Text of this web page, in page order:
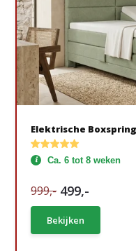
Elektrische
Ca. 6 tot 8 weken
999,- 499,-
Bekijken